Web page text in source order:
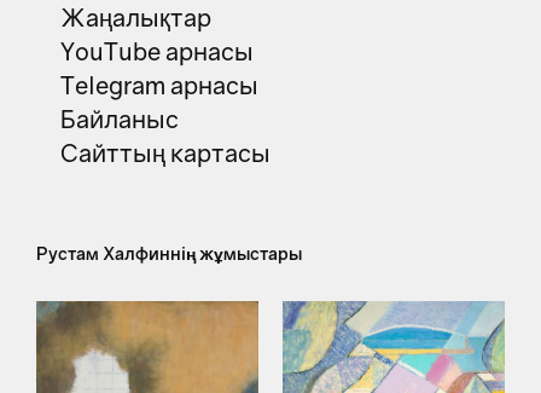
Жаңалықтар
YouTube арнасы
Telegram арнасы
Байланыс
Сайттың картасы
Рустам Халфиннің жұмыстары